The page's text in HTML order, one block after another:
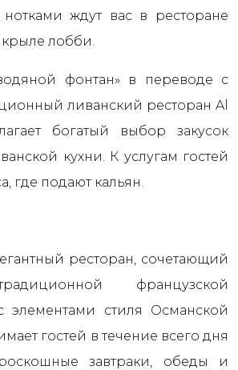
ждут вас в ресторане
лобби.
фонтан» в переводе с
ливанский ресторан Al
богатый выбор закусок
кухни. К услугам гостей
где подают кальян.
ресторан, сочетающий
французской
элементами стиля Османской
гостей в течение всего дня
завтраки, обеды и